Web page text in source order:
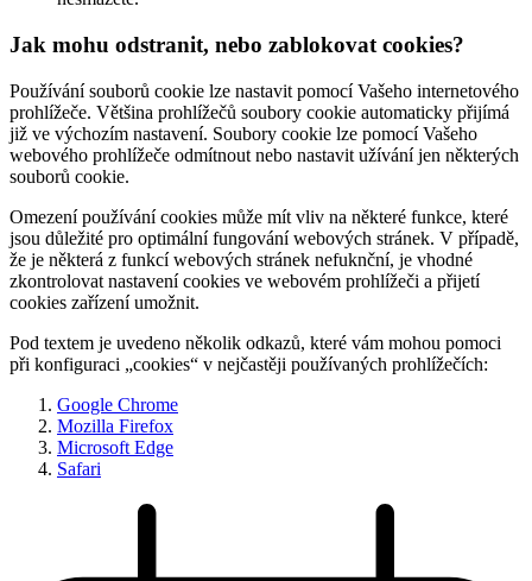
Jak mohu odstranit, nebo zablokovat cookies?
Používání souborů cookie lze nastavit pomocí Vašeho internetového
prohlížeče. Většina prohlížečů soubory cookie automaticky přijímá
již ve výchozím nastavení. Soubory cookie lze pomocí Vašeho
webového prohlížeče odmítnout nebo nastavit užívání jen některých
souborů cookie.
Omezení používání cookies může mít vliv na některé funkce, které
jsou důležité pro optimální fungování webových stránek. V případě,
že je některá z funkcí webových stránek nefuknční, je vhodné
zkontrolovat nastavení cookies ve webovém prohlížeči a přijetí
cookies zařízení umožnit.
Pod textem je uvedeno několik odkazů, které vám mohou pomoci
při konfiguraci „cookies“ v nejčastěji používaných prohlížečích:
Google Chrome
Mozilla Firefox
Microsoft Edge
Safari